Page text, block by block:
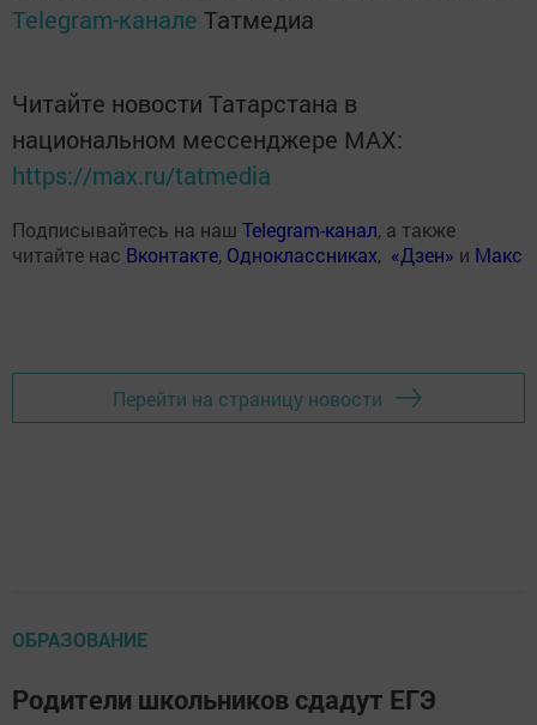
Telegram-канале Татмедиа
Читайте новости Татарстана в
национальном мессенджере MАХ:
https://max.ru/tatmedia
Подписывайтесь на наш Telegram-канал, а также
читайте нас Вконтакте, Одноклассниках, «Дзен» и Макс
Перейти на страницу новости
ОБРАЗОВАНИЕ
Родители школьников сдадут ЕГЭ